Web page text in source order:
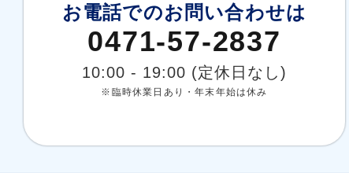
お電話でのお問い合わせは
0471-57-2837
10:00 - 19:00 (定休日なし)
※臨時休業日あり・年末年始は休み